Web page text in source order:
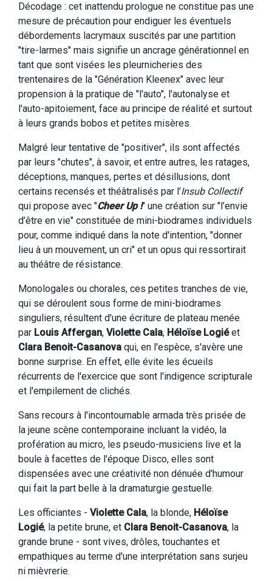
Décodage : cet inattendu prologue ne constitue pas une
mesure de précaution pour endiguer les éventuels
débordements lacrymaux suscités par une partition
"tire-larmes" mais signifie un ancrage générationnel en
tant que sont visées les pleurnicheries des
trentenaires de la "Génération Kleenex" avec leur
propension à la pratique de "l'auto", l'autonalyse et
l'auto-apitoiement, face au principe de réalité et surtout
à leurs grands bobos et petites misères.
Malgré leur tentative de "positiver", ils sont affectés
par leurs "chutes", à savoir, et entre autres, les ratages,
déceptions, manques, pertes et désillusions, dont
certains recensés et théâtralisés par l’Insub Collectif
qui propose avec "Cheer Up !" une création sur "l’envie
d’être en vie" constituée de mini-biodrames individuels
pour, comme indiqué dans la note d'intention, "donner
lieu à un mouvement, un cri" et un opus qui ressortirait
au théâtre de résistance.
Monologales ou chorales, ces petites tranches de vie,
qui se déroulent sous forme de mini-biodrames
singuliers, résultent d'une écriture de plateau menée
par Louis Affergan, Violette Cala, Héloïse Logiéet
Clara Benoit-Casanova qui, en l'espèce, s'avère une
bonne surprise. En effet, elle évite les écueils
récurrents de l'exercice que sont l'indigence scripturale
et l'empilement de clichés.
Sans recours à l'incontournable armada très prisée de
la jeune scène contemporaine incluant la vidéo, la
profération au micro, les pseudo-musiciens live et la
boule à facettes de l'époque Disco, elles sont
dispensées avec une créativité non dénuée d'humour
qui fait la part belle à la dramaturgie gestuelle.
Les officiantes - Violette Cala, la blonde, Héloïse
Logié, la petite brune, et Clara Benoit-Casanova, la
grande brune - sont vives, drôles, touchantes et
empathiques au terme d'une interprétation sans surjeu
ni mièvrerie.